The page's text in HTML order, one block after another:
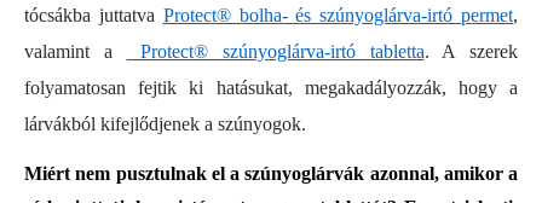
tócsákba juttatva Protect® bolha- és szúnyoglárva-irtó permet,
valamint a
Protect® szúnyoglárva-irtó tabletta. A szerek
folyamatosan fejtik ki hatásukat, megakadályozzák, hogy a
lárvákból kifejlődjenek a szúnyogok.
Miért nem pusztulnak el a szúnyoglárvák azonnal, amikor a